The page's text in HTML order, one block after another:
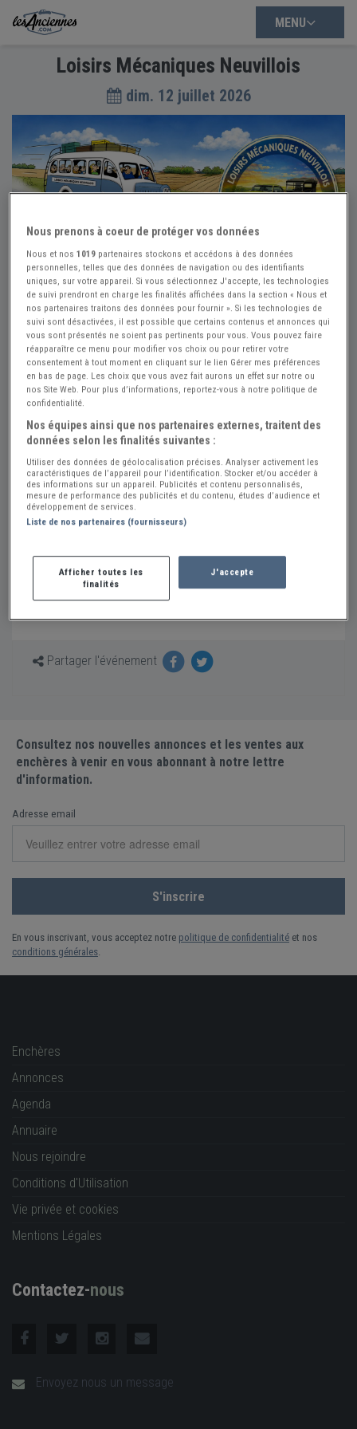
MENU
Loisirs Mécaniques Neuvillois
dim. 12 juillet 2026
Loisirs Mécaniques Neuvillois (RDV Mensuel)
dim. 12 juillet 2026
Parking LIDL
86170 NEUVILLE-DE-POITOU
Loisirs Mécaniques Neuvillois
Envoyer un message
Rendez-vous mensuel ouvert aux moto, voitures de
collectiosn, Youngtimer, Avant guerre, prestige
Horaires:10h - 12h
Ce RDV Mensuel a lieu chaque 2ème dimanche du
Partager l'événement
Consultez nos nouvelles annonces et les ventes aux
enchères à venir en vous abonnant à notre lettre
d'information.
Adresse email
En vous inscrivant, vous acceptez notre politique de confidentialité et nos
conditions générales.
Enchères
Annonces
Agenda
Annuaire
Nous rejoindre
Conditions d'Utilisation
Vie privée et cookies
Mentions Légales
Contactez-nous
Envoyez nous un message
Nous prenons à coeur de protéger vos données
Nous et nos1019 partenaires stockons et accédons à des données
personnelles, telles que des données de navigation ou des identifiants
uniques, sur votre appareil. Si vous sélectionnez J'accepte, les technologies
de suivi prendront en charge les finalités affichées dans la section « Nous et
nos partenaires traitons des données pour fournir ». Si les technologies de
suivi sont désactivées, il est possible que certains contenus et annonces qui
vous sont présentés ne soient pas pertinents pour vous. Vous pouvez faire
réapparaître ce menu pour modifier vos choix ou pour retirer votre
consentement à tout moment en cliquant sur le lien Gérer mes préférences
en bas de page. Les choix que vous avez fait aurons un effet sur notre ou
nos Site Web. Pour plus d’informations, reportez-vous à notre politique de
confidentialité.
Nos équipes ainsi que nos partenaires externes, traitent des
données selon les finalités suivantes :
Utiliser des données de géolocalisation précises. Analyser activement les
caractéristiques de l’appareil pour l’identification. Stocker et/ou accéder à
des informations sur un appareil. Publicités et contenu personnalisés,
mesure de performance des publicités et du contenu, études d’audience et
développement de services.
Liste de nos partenaires (fournisseurs)
Afficher toutes les
finalités
J'accepte